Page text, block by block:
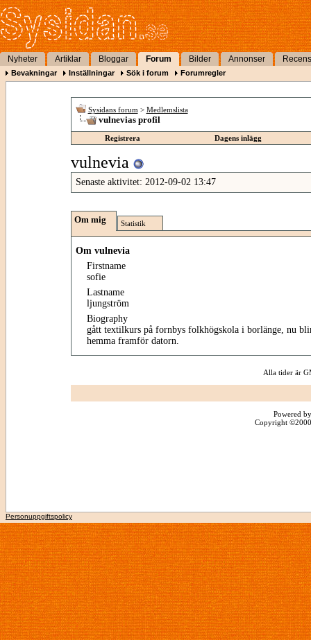
Nyheter Artiklar Bloggar Forum Bilder Annonser
Bevakningar Inställningar Sök i forum Forumregler
Sysidans forum > Medlemslista
vulnevias profil
Registrera Dagens inlägg
vulnevia
Senaste aktivitet: 2012-09-02 13:47
Om mig Statistik
Om vulnevia
Firstname
sofie
Lastname
ljungström
Biography
gått textilkurs på fornbys folkhögskola i borlänge, nu
hemma framför datorn.
Alla tider är
Powered
Copyright
Personuppgiftspolicy